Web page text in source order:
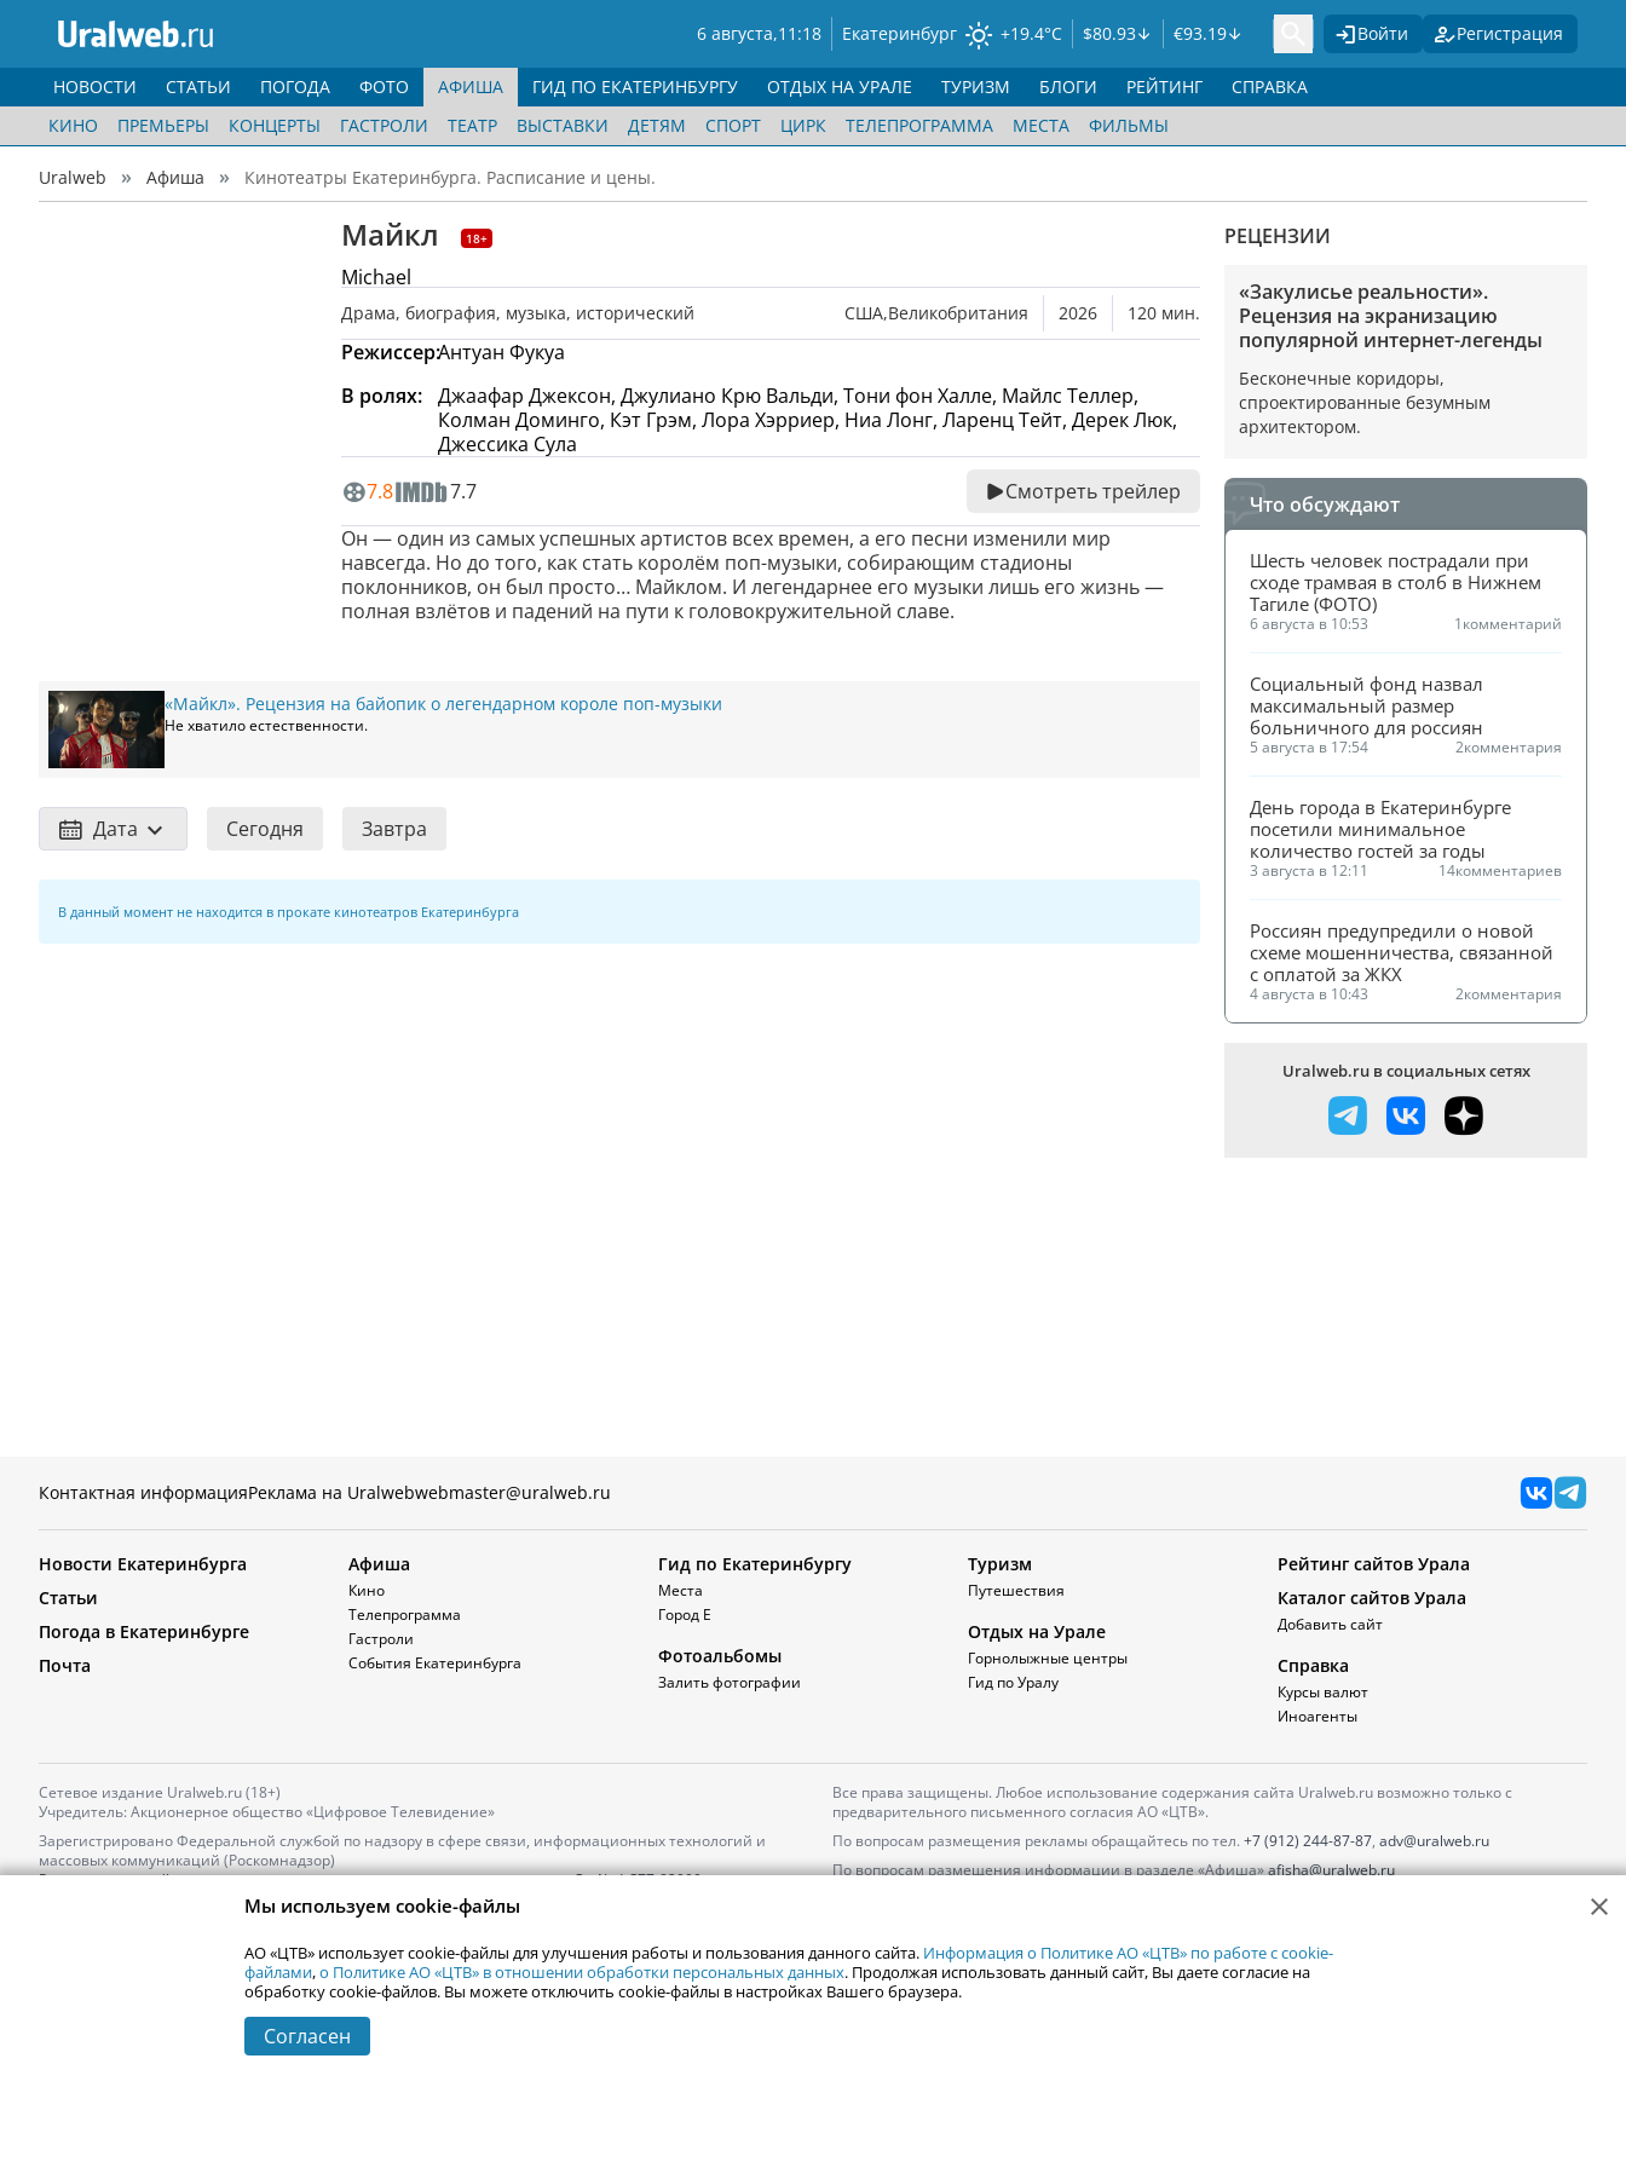
6 августа,11:18 Екатеринбург +19.4°C $80.93 €93.19 Войти Регистрация
НОВОСТИ СТАТЬИ ПОГОДА ФОТО
АФИША
КИНО
ПРЕМЬЕРЫ КОНЦЕРТЫ ГАСТРОЛИ ТЕАТР ВЫСТАВКИ ДЕТЯМ СПОРТ ЦИРК ТЕЛЕПРОГРАММА МЕСТА ФИЛЬМЫ
ГИД ПО ЕКАТЕРИНБУРГУ ОТДЫХ НА УРАЛЕ ТУРИЗМ БЛОГИ РЕЙТИНГ СПРАВКА
Uralweb Афиша Кинотеатры Екатеринбурга. Расписание и цены.
Майкл 18+
Michael
7.8 7.7 Смотреть трейлер
Драма, биография, музыка, исторический США,Великобритания 2026 120 мин.
Режиссер:Антуан Фукуа
В ролях: Джаафар Джексон, Джулиано Крю Вальди, Тони фон Халле, Майлс Теллер,
Колман Доминго, Кэт Грэм, Лора Хэрриер, Ниа Лонг, Ларенц Тейт, Дерек Люк,
Джессика Сула
Он — один из самых успешных артистов всех времен, а его песни изменили мир
навсегда. Но до того, как стать королём поп-музыки, собирающим стадионы
поклонников, он был просто… Майклом. И легендарнее его музыки лишь его жизнь —
полная взлётов и падений на пути к головокружительной славе.
«Майкл». Рецензия на байопик о легендарном короле поп-музыки
Не хватило естественности.
Дата Сегодня Завтра
В данный момент не находится в прокате кинотеатров Екатеринбурга
РЕЦЕНЗИИ
«Закулисье реальности».
Рецензия на экранизацию
популярной интернет-легенды
Бесконечные коридоры,
спроектированные безумным
архитектором.
Что обсуждают
Шесть человек пострадали при
сходе трамвая в столб в Нижнем
Тагиле (ФОТО)
6 августа в 10:53 1комментарий
Социальный фонд назвал
максимальный размер
больничного для россиян
5 августа в 17:54 2комментария
День города в Екатеринбурге
посетили минимальное
количество гостей за годы
3 августа в 12:11 14комментариев
Россиян предупредили о новой
схеме мошенничества, связанной
с оплатой за ЖКХ
4 августа в 10:43 2комментария
Uralweb.ru в социальных сетях
Контактная информацияРеклама на Uralwebwebmaster@uralweb.ru
Новости Екатеринбурга
Статьи
Погода в Екатеринбурге
Почта
Афиша
Кино
Телепрограмма
Гастроли
События Екатеринбурга
Гид по Екатеринбургу
Места
Город Е
Фотоальбомы
Залить фотографии
Туризм
Путешествия
Отдых на Урале
Горнолыжные центры
Гид по Уралу
Рейтинг сайтов Урала
Каталог сайтов Урала
Добавить сайт
Справка
Курсы валют
Иноагенты
Сетевое издание Uralweb.ru (18+)
Учредитель: Акционерное общество «Цифровое Телевидение»
Зарегистрировано Федеральной службой по надзору в сфере связи, информационных технологий и
массовых коммуникаций (Роскомнадзор)
Регистрационный номер и дата принятия решения о регистрации: серияЭл № ФС77-82000
+7 (912) 244-87-87,
Электронный адрес редакции:news@uralweb.ru
Все права защищены. Любое использование содержания сайта Uralweb.ru возможно только с
предварительного письменного согласия АО «ЦТВ».
По вопросам размещения рекламы обращайтесь по тел. +7 (912) 244-87-87, adv@uralweb.ru
По вопросам размещения информации в разделе «Афиша»afisha@uralweb.ru
Екатеринбург
Мы используем cookie-файлы
АО «ЦТВ» использует cookie-файлы для улучшения работы и пользования данного сайта. Информация о Политике АО «ЦТВ» по работе с cookie-
файлами,о Политике АО «ЦТВ» в отношении обработки персональных данных. Продолжая использовать данный сайт, Вы даете согласие на
обработку cookie-файлов. Вы можете отключить cookie-файлы в настройках Вашего браузера.
Согласен